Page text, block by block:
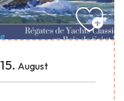
15. August